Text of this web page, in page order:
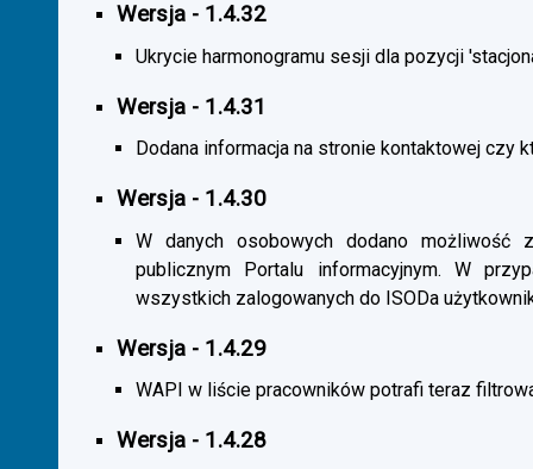
Wersja - 1.4.32
Ukrycie harmonogramu sesji dla pozycji
Wersja - 1.4.31
Dodana informacja na stronie kontaktowej czy
Wersja - 1.4.30
W danych osobowych dodano możliwość
publicznym Portalu informacyjnym. W
wszystkich zalogowanych do ISODa
Wersja - 1.4.29
WAPI w liście pracowników potrafi teraz
Wersja - 1.4.28